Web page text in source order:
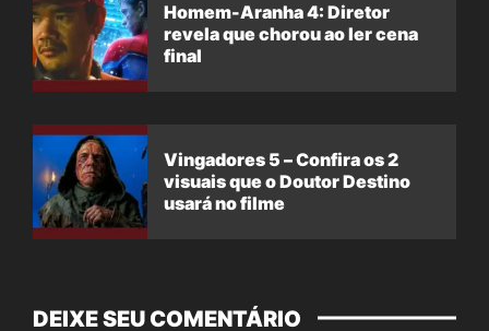
Homem-Aranha 4: Diretor
revela que chorou ao ler cena
final
Vingadores 5 – Confira os 2
visuais que o Doutor Destino
usará no filme
DEIXE SEU COMENTÁRIO